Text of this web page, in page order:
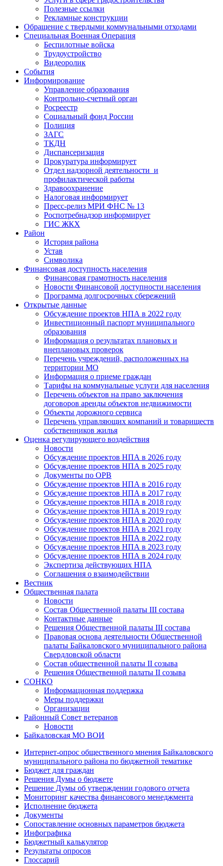
Полезные ссылки
Рекламные конструкции
Обращение с твердыми коммунальными отходами
Специальная Военная Операция
Беспилотные войска
Трудоустройство
Видеоролик
События
Информирование
Управление образования
Контрольно-счетный орган
Росреестр
Социальный фонд России
Полиция
ЗАГС
ТКДН
Диспансеризация
Прокуратура информирует
Отдел надзорной деятельности и
профилактической работы
Здравоохранение
Налоговая информирует
Пресс-релиз МРИ ФНС № 13
Роспотребнадзор информирует
ГИС ЖКХ
Район
История района
Устав
Символика
Финансовая доступность населения
Финансовая грамотность населения
Новости Финансовой доступности населения
Программа долгосрочных сбережений
Открытые данные
Обсуждение проектов НПА в 2022 году
Инвестиционный паспорт муниципального
образования
Информация о результатах плановых и
внеплановых проверок
Перечень учреждений, расположенных на
территории МО
Информация о приеме граждан
Тарифы на коммунальные услуги для населения
Перечень объектов на право заключения
договоров аренды объектов недвижимости
Объекты дорожного сервиса
Перечень управляющих компаний и товариществ
собственников жилья
Оценка регулирующего воздействия
Новости
Обсуждение проектов НПА в 2026 году
Обсуждение проектов НПА в 2025 году
Документы по ОРВ
Обсуждение проектов НПА в 2016 году
Обсуждение проектов НПА в 2017 году
Обсуждение проектов НПА в 2018 году
Обсуждение проектов НПА в 2019 году
Обсуждение проектов НПА в 2020 году
Обсуждение проектов НПА в 2021 году
Обсуждение проектов НПА в 2022 году
Обсуждение проектов НПА в 2023 году
Обсуждение проектов НПА в 2024 году
Экспертиза действующих НПА
Соглашения о взаимодействии
Вестник
Общественная палата
Новости
Состав Общественной палаты III состава
Контактные данные
Решения Общественной палаты III состава
Правовая основа деятельности Общественной
палаты Байкаловского муниципального района
Свердловской области
Состав общественной палаты II созыва
Решения Общественной палаты II созыва
СОНКО
Информационная поддержка
Меры поддержки
Организации
Районный Совет ветеранов
Новости
Байкаловская МО ВОИ
Интернет-опрос общественного мнения Байкаловского
муниципального района по бюджетной тематике
Бюджет для граждан
Решения Думы о бюджете
Решение Думы об утверждении годового отчета
Мониторинг качества финансового менеджмента
Исполнение бюджета
Документы
Сопоставление основных параметров бюджета
Инфографика
Бюджетный калькулятор
Результаты опросов
Глоссарий